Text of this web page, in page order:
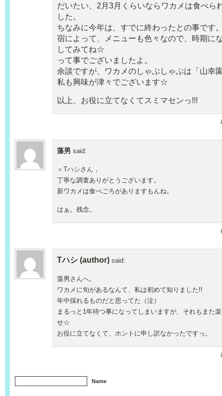
だいたい、2月3月くらいならワカメは食べら
した。
ちなみに今年は、すでに終わったとの事です
宿によって、メニューも色々なので、時期に
してみてね☆
って事でございましたよ。
余談ですが、ワカメのしゃぶしゃぶは「山幸
私も興味が津々でございます☆
以上、お役に立てなくてスミマセンっ!!!
藻男 said:
＞Tハシさん，
丁寧な調査ありがとうございます。
新ワカメは食べごろがありますもんね。
はぁ。残念。
Tハシ (author) said:
藻男さんへ。
ワカメに旬があるなんて、私は初めて知りました!!
年中採れるものだと思ってた（泣）
まるっと1年待つ事になってしまいますが、それもまた
せ☆
お役に立てなくて、ホントに申し訳なかったですっ。
Name